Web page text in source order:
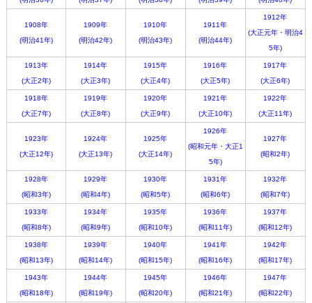
1908年
(明治41年)
1909年
(明治42年)
1910年
(明治43年)
1911年
(明治44年)
1912年
(大正元年・明治4
5年)
1913年
(大正2年)
1914年
(大正3年)
1915年
(大正4年)
1916年
(大正5年)
1917年
(大正6年)
1918年
(大正7年)
1919年
(大正8年)
1920年
(大正9年)
1921年
(大正10年)
1922年
(大正11年)
1923年
(大正12年)
1924年
(大正13年)
1925年
(大正14年)
1926年
(昭和元年・大正1
5年)
1927年
(昭和2年)
1928年
(昭和3年)
1929年
(昭和4年)
1930年
(昭和5年)
1931年
(昭和6年)
1932年
(昭和7年)
1933年
(昭和8年)
1934年
(昭和9年)
1935年
(昭和10年)
1936年
(昭和11年)
1937年
(昭和12年)
1938年
(昭和13年)
1939年
(昭和14年)
1940年
(昭和15年)
1941年
(昭和16年)
1942年
(昭和17年)
1943年
(昭和18年)
1944年
(昭和19年)
1945年
(昭和20年)
1946年
(昭和21年)
1947年
(昭和22年)